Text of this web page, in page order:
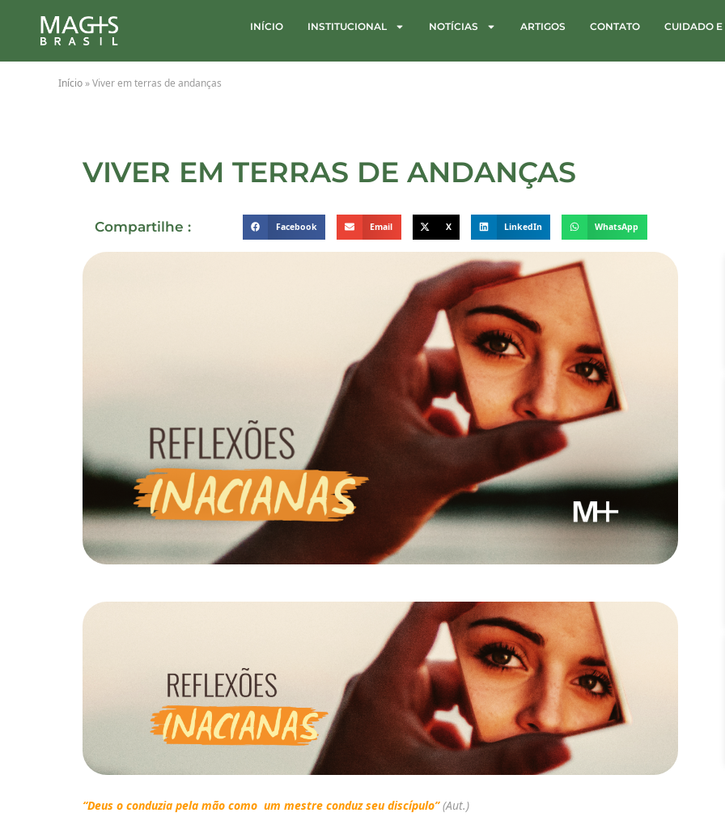
INÍCIO INSTITUCIONAL NOTÍCIAS ARTIGOS CONTATO CUIDADO E
Início »Viver em terras de andanças
VIVER EM TERRAS DE ANDANÇAS
Compartilhe : Facebook Email X LinkedIn WhatsApp
“Deus o conduzia pela mão como um mestre conduz seu discípulo” (Aut.)